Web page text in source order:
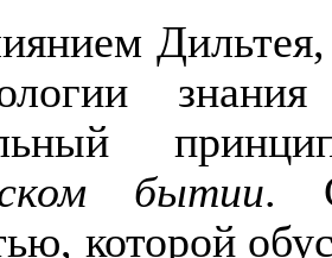
Дильтея,
бытии.
которой